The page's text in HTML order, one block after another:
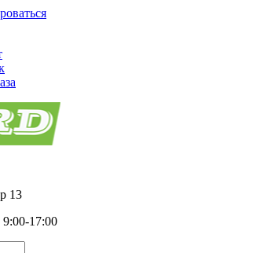
13
9:00-17:00